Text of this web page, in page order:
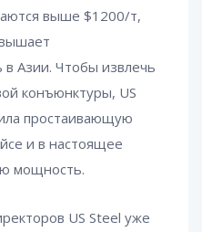
выше $1200/т,
Азии. Чтобы извлечь
конъюнктуры, US
простаивающую
и в настоящее
мощность.
US Steel уже